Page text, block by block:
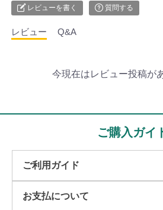
レビューを書く 質問する
レビュー Q&A
今現在はレビュー投稿が
ご購入ガイ
ご利用ガイド
お支払について